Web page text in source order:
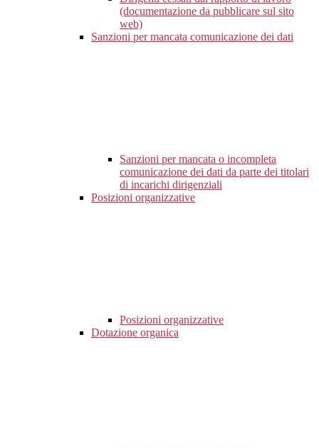
(documentazione da pubblicare sul sito
web)
Sanzioni per mancata comunicazione dei dati
Sanzioni per mancata o incompleta
comunicazione dei dati da parte dei titolari
di incarichi dirigenziali
Posizioni organizzative
Posizioni organizzative
Dotazione organica